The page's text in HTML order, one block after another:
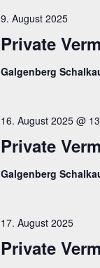
Private
9. August 2025
Galgenberg
Private
16. August 2025 @
Galgenberg
Private
17. August 2025